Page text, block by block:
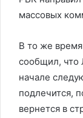
массовых
В то же
сообщил, что
начале
подлечится,
вернется в